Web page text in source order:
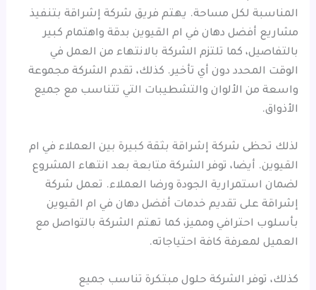
المناسبة لكل مساحة. يهتم فريق شركة إشراقة بتنفيذ
مشاريع أفضل دهان في ام القيوين بدقة واهتمام كبير
بالتفاصيل، كما تلتزم الشركة بالانتهاء من العمل في
الوقت المحدد دون أي تأخير. كذلك، تقدم الشركة مجموعة
واسعة من الألوان والتشطيبات التي تتناسب مع جميع
الأذواق.
لذلك تحظى شركة إشراقة بثقة كبيرة بين العملاء في ام
القيوين. أيضا، توفر الشركة متابعة بعد انتهاء المشروع
لضمان استمرارية الجودة ورضا العملاء. تعمل شركة
إشراقة على تقديم خدمات أفضل دهان في ام القيوين
بأسلوب احترافي ومميز، كما تهتم الشركة بالتواصل مع
العميل لمعرفة كافة احتياجاته.
كذلك، توفر الشركة حلول مبتكرة تناسب جميع